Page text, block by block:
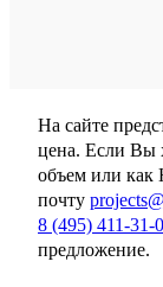
На сайте
цена. Если Вы
объем или
почту
8 (495) 411-31-
предложение.